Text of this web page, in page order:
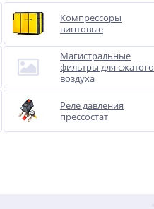
Компрессоры
винтовые
Магистральные
фильтры для сжатого
воздуха
Реле давления
прессостат